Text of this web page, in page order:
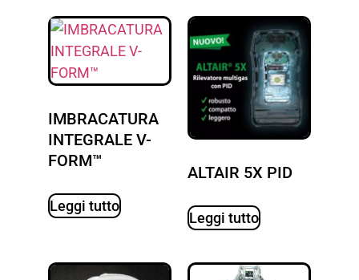
IMBRACATURA
INTEGRALE V-
FORM™
Leggi tutto
ALTAIR 5X PID
Leggi tutto